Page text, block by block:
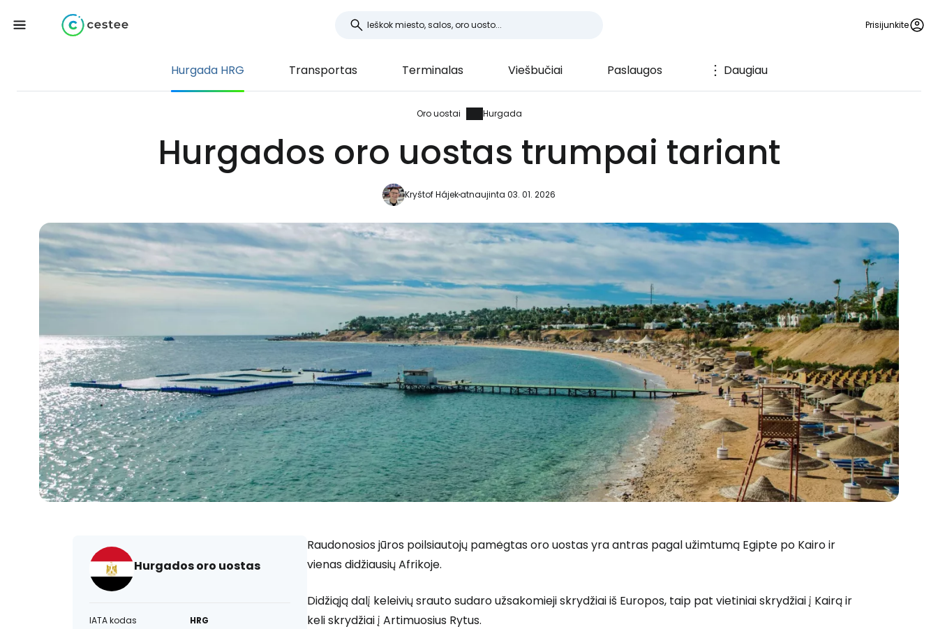
Prisijunkite
Hurgada HRG Transportas Terminalas Viešbučiai Paslaugos Daugiau
Oro uostai Hurgada
Hurgados oro uostas trumpai tariant
Kryštof Hájekatnaujinta 03. 01. 2026
Hurgados oro uostas
IATA kodas
HRG
Raudonosios jūros poilsiautojų pamėgtas oro uostas yra antras pagal užimtumą Egipte po Kairo ir
vienas didžiausių Afrikoje.
Didžiąją dalį keleivių srauto sudaro užsakomieji skrydžiai iš Europos, taip pat vietiniai skrydžiai į Kairą ir
keli skrydžiai į Artimuosius Rytus.
Prisijunkite prie Cestee